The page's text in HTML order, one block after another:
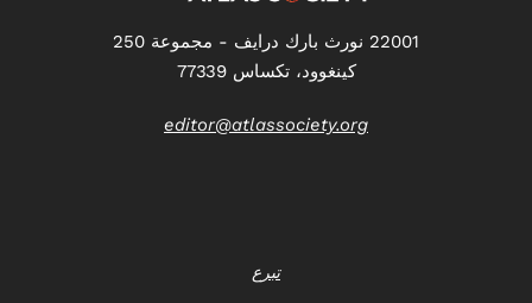
22001 نورث بارك درايف - مجموعة 250
كينغوود، تكساس 77339
editor@atlassociety.org
تبرع